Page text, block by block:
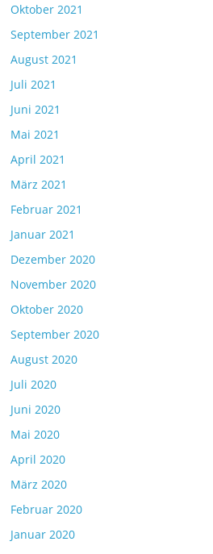
Oktober 2021
September 2021
August 2021
Juli 2021
Juni 2021
Mai 2021
April 2021
März 2021
Februar 2021
Januar 2021
Dezember 2020
November 2020
Oktober 2020
September 2020
August 2020
Juli 2020
Juni 2020
Mai 2020
April 2020
März 2020
Februar 2020
Januar 2020